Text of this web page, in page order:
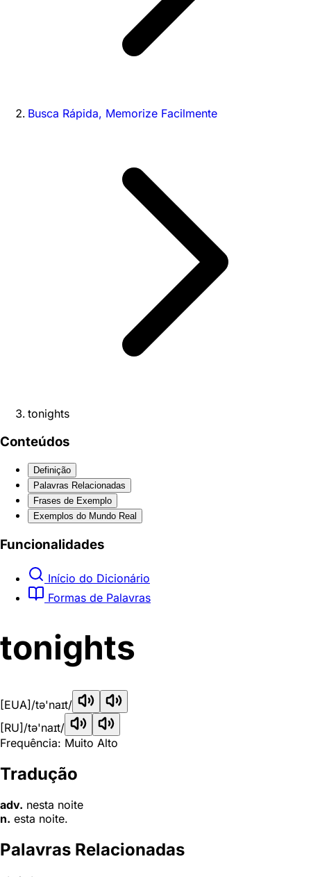
Busca Rápida, Memorize Facilmente
tonights
Conteúdos
Definição
Palavras Relacionadas
Frases de Exemplo
Exemplos do Mundo Real
Funcionalidades
Início do Dicionário
Formas de Palavras
tonights
[EUA] /tə'naɪt/
[RU] /tə'naɪt/
Frequência: Muito Alto
Tradução
adv. nesta noite
n. esta noite.
Palavras Relacionadas